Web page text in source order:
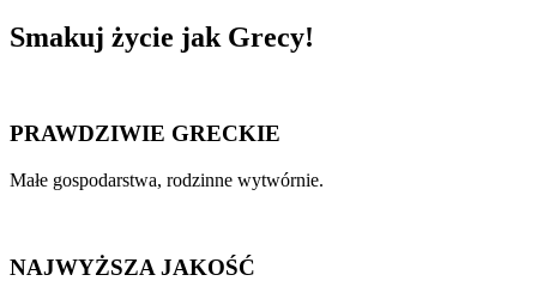
Smakuj życie jak Grecy!
PRAWDZIWIE GRECKIE
Małe gospodarstwa, rodzinne wytwórnie.
NAJWYŻSZA JAKOŚĆ